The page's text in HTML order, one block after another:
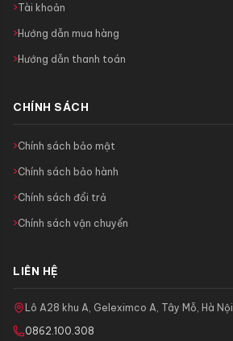
Tài khoản
Hướng dẫn mua hàng
Hướng dẫn thanh toán
CHÍNH SÁCH
Chính sách bảo mật
Chính sách bảo hành
Chính sách đổi trả
Chính sách vận chuyển
LIÊN HỆ
Lô A28 khu A, Geleximco A, Tây Mỗ, Hà Nội
0862.100.308